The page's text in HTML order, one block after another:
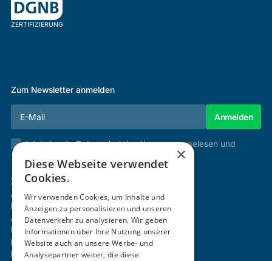
ZERTIFIZIERUNG
Zum Newsletter anmelden
Ich habe dieDatenschutzbestimmungengelesen und
Zertifizierung & Verifikation
Akademie
Mitgliedschaft
Aktivitäten
Über uns
Login
Kontakt
×
Diese Webseite verwendet
Cookies.
Wir verwenden Cookies, um Inhalte und
Anzeigen zu personalisieren und unseren
Datenverkehr zu analysieren. Wir geben
Informationen über Ihre Nutzung unserer
Website auch an unsere Werbe- und
Analysepartner weiter, die diese